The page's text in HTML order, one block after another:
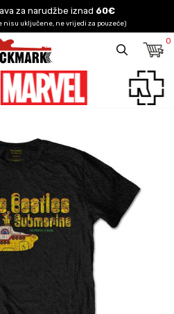
za narudžbe iznad 60€
nisu uključene, ne vrijedi za pouzeće)
0